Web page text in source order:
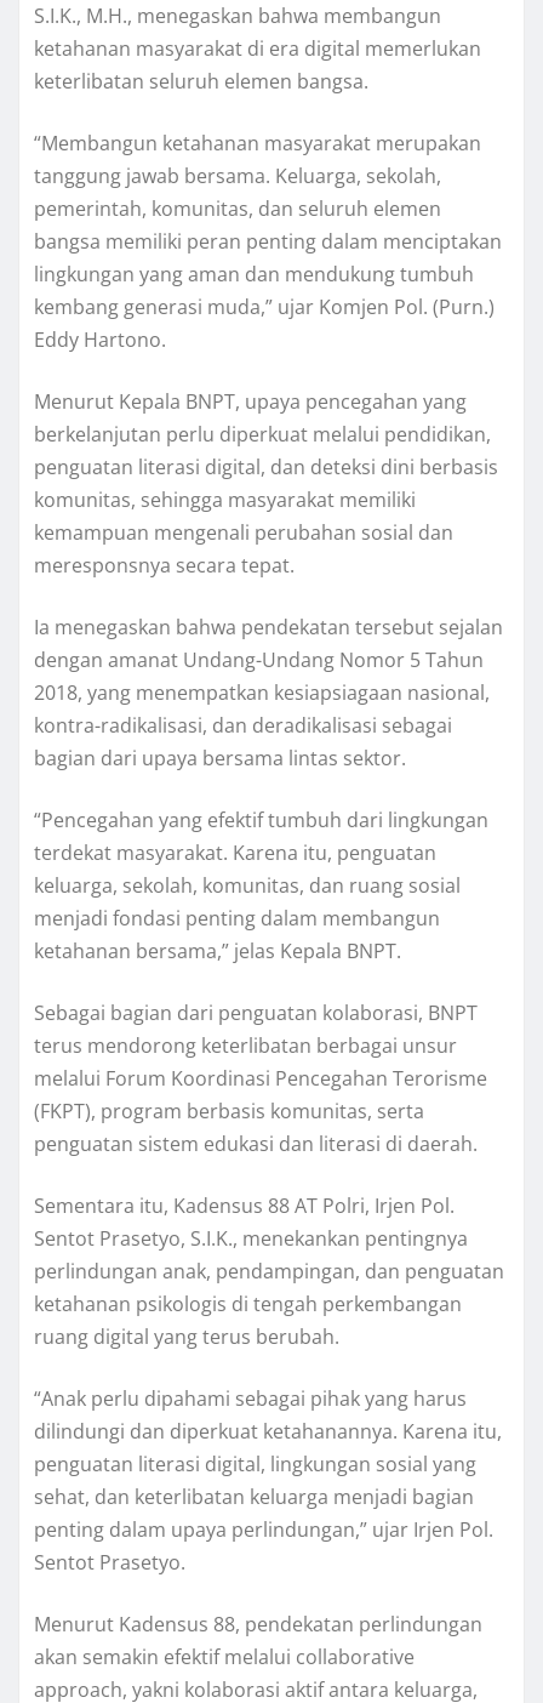
S.I.K., M.H., menegaskan bahwa membangun
ketahanan masyarakat di era digital memerlukan
keterlibatan seluruh elemen bangsa.
“Membangun ketahanan masyarakat merupakan
tanggung jawab bersama. Keluarga, sekolah,
pemerintah, komunitas, dan seluruh elemen
bangsa memiliki peran penting dalam menciptakan
lingkungan yang aman dan mendukung tumbuh
kembang generasi muda,” ujar Komjen Pol. (Purn.)
Eddy Hartono.
Menurut Kepala BNPT, upaya pencegahan yang
berkelanjutan perlu diperkuat melalui pendidikan,
penguatan literasi digital, dan deteksi dini berbasis
komunitas, sehingga masyarakat memiliki
kemampuan mengenali perubahan sosial dan
meresponsnya secara tepat.
Ia menegaskan bahwa pendekatan tersebut sejalan
dengan amanat Undang-Undang Nomor 5 Tahun
2018, yang menempatkan kesiapsiagaan nasional,
kontra-radikalisasi, dan deradikalisasi sebagai
bagian dari upaya bersama lintas sektor.
“Pencegahan yang efektif tumbuh dari lingkungan
terdekat masyarakat. Karena itu, penguatan
keluarga, sekolah, komunitas, dan ruang sosial
menjadi fondasi penting dalam membangun
ketahanan bersama,” jelas Kepala BNPT.
Sebagai bagian dari penguatan kolaborasi, BNPT
terus mendorong keterlibatan berbagai unsur
melalui Forum Koordinasi Pencegahan Terorisme
(FKPT), program berbasis komunitas, serta
penguatan sistem edukasi dan literasi di daerah.
Sementara itu, Kadensus 88 AT Polri, Irjen Pol.
Sentot Prasetyo, S.I.K., menekankan pentingnya
perlindungan anak, pendampingan, dan penguatan
ketahanan psikologis di tengah perkembangan
ruang digital yang terus berubah.
“Anak perlu dipahami sebagai pihak yang harus
dilindungi dan diperkuat ketahanannya. Karena itu,
penguatan literasi digital, lingkungan sosial yang
sehat, dan keterlibatan keluarga menjadi bagian
penting dalam upaya perlindungan,” ujar Irjen Pol.
Sentot Prasetyo.
Menurut Kadensus 88, pendekatan perlindungan
akan semakin efektif melalui collaborative
approach, yakni kolaborasi aktif antara keluarga,